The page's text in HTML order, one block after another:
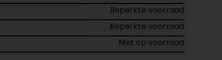
Beperkte voorraad
Beperkte voorraad
Niet op voorraad